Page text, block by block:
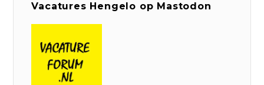
Vacatures Hengelo op Mastodon